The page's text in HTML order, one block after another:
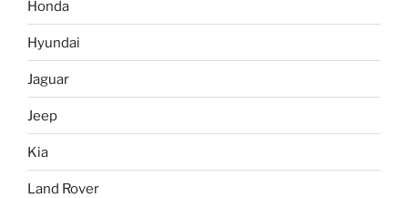
Honda
Hyundai
Jaguar
Jeep
Kia
Land Rover